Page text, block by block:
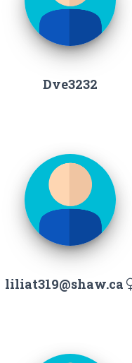
Dve3232
liliat319@shaw.ca